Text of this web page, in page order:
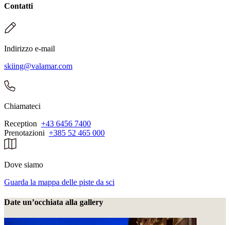
Contatti
Indirizzo e-mail
skiing@valamar.com
Chiamateci
Reception +43 6456 7400
Prenotazioni +385 52 465 000
Dove siamo
Guarda la mappa delle piste da sci
Date un’occhiata alla gallery